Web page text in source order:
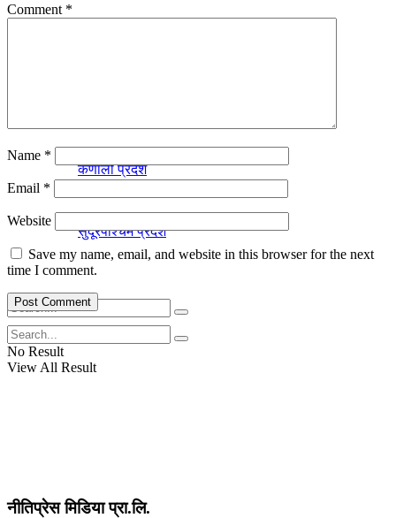
कर्णाली प्रदेश
सुदूरपश्चिम प्रदेश
No Result
Comment *
Name *
Email *
Website
Save my name, email, and website in this browser for the next
time I comment.
No Result
View All Result
नीतिप्रेस मिडिया प्रा.लि.